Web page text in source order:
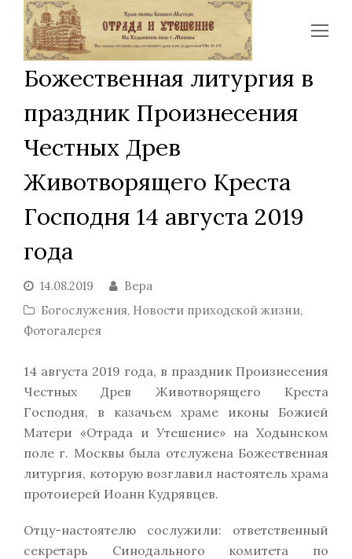
Божественная литургия в
праздник Произнесения
Честных Древ
Животворящего Креста
Господня 14 августа 2019
года
14.08.2019
Вера
Богослужения, Новости приходской жизни,
Фотогалерея
14 августа 2019 года, в праздник Произнесения
Честных Древ Животворящего Креста
Господня, в казачьем храме иконы Божией
Матери «Отрада и Утешение» на Ходынском
поле г. Москвы была отслужена Божественная
литургия, которую возглавил настоятель храма
протоиерей Иоанн Кудрявцев.
Отцу-настоятелю сослужили: ответственный
секретарь Синодального комитета по